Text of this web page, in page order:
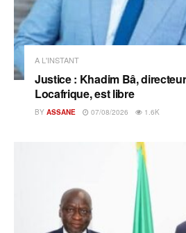
A L'INSTANT
Justice : Khadim Bâ,
Locafrique, est libre
BY ASSANE 07/08/2026 1.6K